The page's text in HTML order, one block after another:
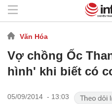
Văn Hóa
Vợ chồng Ốc
hình' khi biết có
05/09/2014 - 13:03